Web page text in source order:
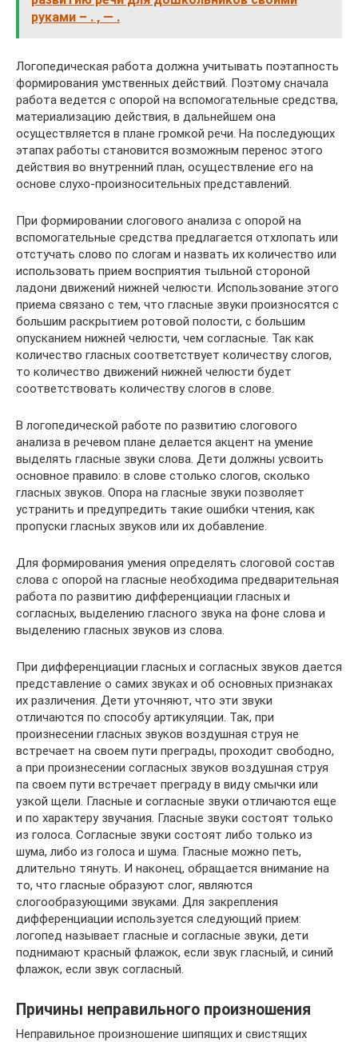
руками – . , — .
Логопедическая работа должна учитывать поэтапность
формирования умственных действий. Поэтому сначала
работа ведется с опорой на вспомогательные средства,
материализацию действия, в дальнейшем она
осуществляется в плане громкой речи. На последующих
этапах работы становится возможным перенос этого
действия во внутренний план, осуществление его на
основе слухо-произносительных представлений.
При формировании слогового анализа с опорой на
вспомогательные средства предлагается отхлопать или
отстучать слово по слогам и назвать их количество или
использовать прием восприятия тыльной стороной
ладони движений нижней челюсти. Использование этого
приема связано с тем, что гласные звуки произносятся с
большим раскрытием ротовой полости, с большим
опусканием нижней челюсти, чем согласные. Так как
количество гласных соответствует количеству слогов,
то количество движений нижней челюсти будет
соответствовать количеству слогов в слове.
В логопедической работе по развитию слогового
анализа в речевом плане делается акцент на умение
выделять гласные звуки слова. Дети должны усвоить
основное правило: в слове столько слогов, сколько
гласных звуков. Опора на гласные звуки позволяет
устранить и предупредить такие ошибки чтения, как
пропуски гласных звуков или их добавление.
Для формирования умения определять слоговой состав
слова с опорой на гласные необходима предварительная
работа по развитию дифференциации гласных и
согласных, выделению гласного звука на фоне слова и
выделению гласных звуков из слова.
При дифференциации гласных и согласных звуков дается
представление о самих звуках и об основных признаках
их различения. Дети уточняют, что эти звуки
отличаются по способу артикуляции. Так, при
произнесении гласных звуков воздушная струя не
встречает на своем пути преграды, проходит свободно,
а при произнесении согласных звуков воздушная струя
па своем пути встречает преграду в виду смычки или
узкой щели. Гласные и согласные звуки отличаются еще
и по характеру звучания. Гласные звуки состоят только
из голоса. Согласные звуки состоят либо только из
шума, либо из голоса и шума. Гласные можно петь,
длительно тянуть. И наконец, обращается внимание на
то, что гласные образуют слог, являются
слогообразующими звуками. Для закрепления
дифференциации используется следующий прием:
логопед называет гласные и согласные звуки, дети
поднимают красный флажок, если звук гласный, и синий
флажок, если звук согласный.
Причины неправильного произношения
Неправильное произношение шипящих и свистящих